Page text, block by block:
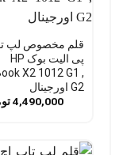
قلم مخصوص لپ
پی الیت بوک HP
X2 1012 G1 ,
G2 اورجینال
4,490,000